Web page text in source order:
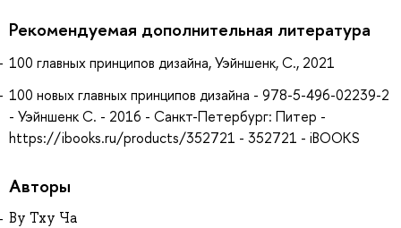
Рекомендуемая дополнительная литература
100 главных принципов дизайна, Уэйншенк, С., 2021
100 новых главных принципов дизайна - 978-5-496-02239-2
- Уэйншенк С. - 2016 - Санкт-Петербург: Питер -
https://ibooks.ru/products/352721 - 352721 - iBOOKS
Авторы
Ву Тху Ча